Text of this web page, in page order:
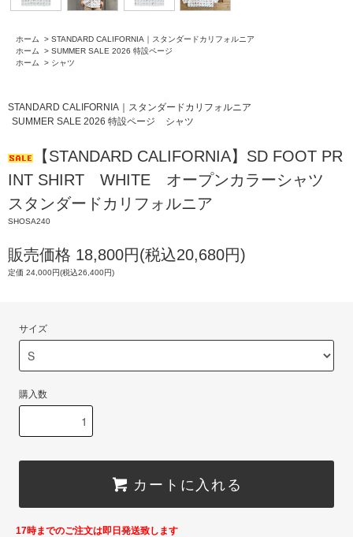
ホーム > STANDARD CALIFORNIA｜スタンダードカリフォルニア
ホーム
> SUMMER SALE 2026 特設ページ
ホーム
> シャツ
STANDARD CALIFORNIA｜スタンダードカリフォルニア
SUMMER SALE 2026 特設ページ
シャツ
【STANDARD CALIFORNIA】SD FOOT PR
INT SHIRT WHITE オープンカラーシャツ
スタンダードカリフォルニア
SHOSA240
販売価格 18,800円(税込20,680円)
定価 24,000円(税込26,400円)
サイズ
購入数
カートに入れる
17時までのご注文は即日発送致します